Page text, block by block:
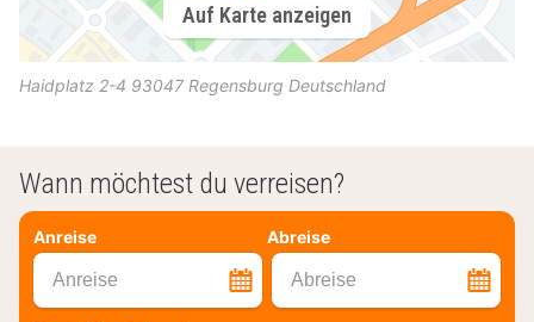
Auf Karte anzeigen
Haidplatz 2-4 93047 Regensburg Deutschland
Wann möchtest du verreisen?
Anreise Abreise
Anreise Abreise